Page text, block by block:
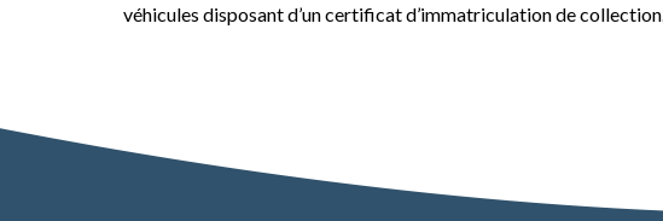
véhicules disposant d’un certificat d’immatriculation de collection.